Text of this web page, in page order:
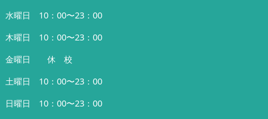
水曜日 10：00〜23：00
木曜日 10：00〜23：00
金曜日 休 校
土曜日 10：00〜23：00
日曜日 10：00〜23：00